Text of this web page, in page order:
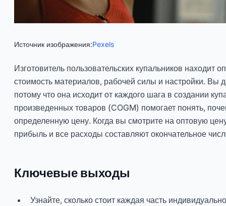
Источник изображения:Pexels
Изготовитель пользовательских купальников находит
стоимость материалов, рабочей силы и настройки. Вы
потому что она исходит от каждого шага в создании
произведенных товаров (COGM) помогает понять,
определенную цену. Когда вы смотрите на оптовую
прибыль и все расходы составляют окончательное
Ключевые выходы
Узнайте, сколько стоит каждая часть